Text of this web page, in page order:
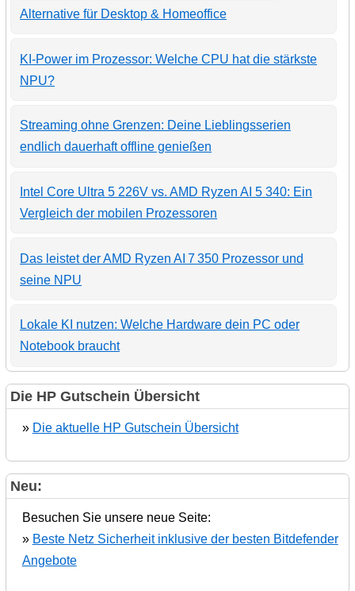
Alternative für Desktop & Homeoffice
KI-Power im Prozessor: Welche CPU hat die stärkste
NPU?
Streaming ohne Grenzen: Deine Lieblingsserien
endlich dauerhaft offline genießen
Intel Core Ultra 5 226V vs. AMD Ryzen AI 5 340: Ein
Vergleich der mobilen Prozessoren
Das leistet der AMD Ryzen AI 7 350 Prozessor und
seine NPU
Lokale KI nutzen: Welche Hardware dein PC oder
Notebook braucht
Die HP Gutschein Übersicht
» Die aktuelle HP Gutschein Übersicht
Neu:
Besuchen Sie unsere neue Seite:
» Beste Netz Sicherheit inklusive der besten Bitdefender
Angebote